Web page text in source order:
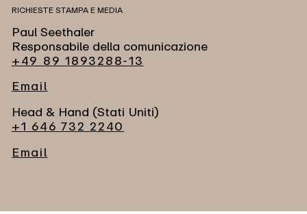
RICHIESTE STAMPA E MEDIA
Paul Seethaler
Responsabile della comunicazione
+49 89 1893288-13
Email
Head & Hand (Stati Uniti)
+1 646 732 2240
Email